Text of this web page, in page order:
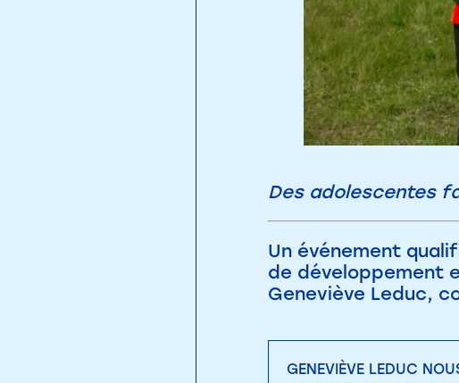
Des adolescentes
Un événement
de développement
Geneviève Leduc,
GENEVIÈVE LEDUC